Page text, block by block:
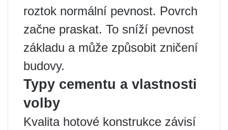
roztok normální pevnost. Povrch
začne praskat. To sníží pevnost
základu a může způsobit zničení
budovy.
Typy cementu a vlastnosti
volby
Kvalita hotové konstrukce závisí